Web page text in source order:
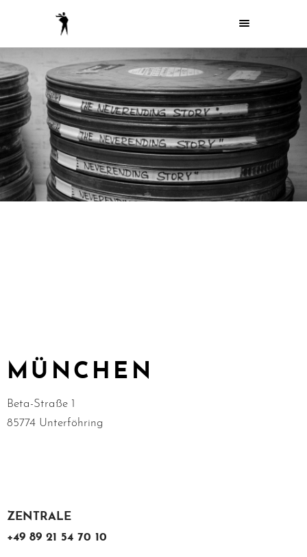
MÜNCHEN
Beta-Straße 1
85774 Unterföhring
ZENTRALE
+49 89 21 54 70 10